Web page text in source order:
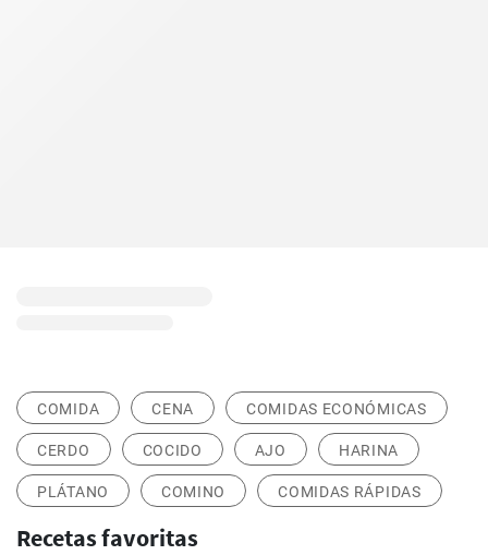
COMIDA CENA COMIDAS ECONÓMICAS
CERDO COCIDO AJO HARINA
PLÁTANO COMINO COMIDAS RÁPIDAS
Recetas favoritas